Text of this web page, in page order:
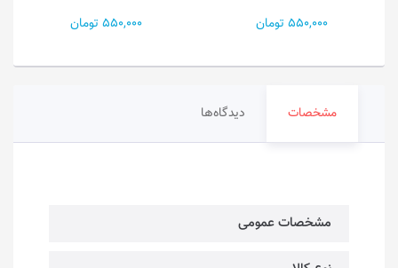
550,000 تومان
550,000 تومان
مشخصات دیدگاه‌ها
مشخصات عمومی